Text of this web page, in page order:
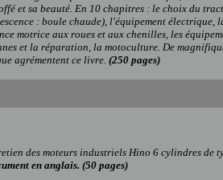
et sa beauté. En 10 chapitres : le choix du
: boule chaude), l'équipement électrique,
motrice aux roues et aux chenilles, les
et la réparation, la motoculture. De
agrémentent ce livre. (250 pages)
des moteurs industriels Hino 6 cylindres de
en anglais. (50 pages)